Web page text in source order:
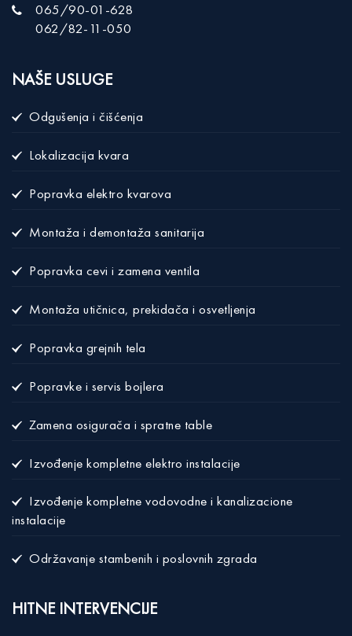
065/90-01-628
062/82-11-050
NAŠE USLUGE
Odgušenja i čišćenja
Lokalizacija kvara
Popravka elektro kvarova
Montaža i demontaža sanitarija
Popravka cevi i zamena ventila
Montaža utičnica, prekidača i osvetljenja
Popravka grejnih tela
Popravke i servis bojlera
Zamena osigurača i spratne table
Izvođenje kompletne elektro instalacije
Izvođenje kompletne vodovodne i kanalizacione
instalacije
Održavanje stambenih i poslovnih zgrada
HITNE INTERVENCIJE